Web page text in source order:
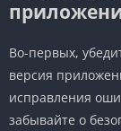
Во-первых,
версия
исправления
забывайте о